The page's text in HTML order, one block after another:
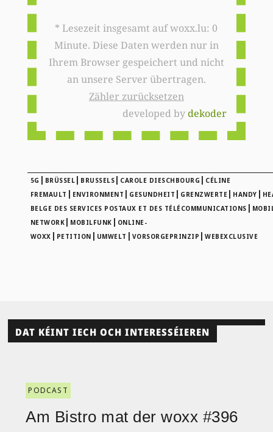
* Lesezeit insgesamt auf woxx.lu: 0
Minute. Diese Daten werden nur in
Ihrem Browser gespeichert und nicht
an unsere Server übertragen.
Zähler zurücksetzen
developed bydekoder
5G | BRÜSSEL | BRUSSELS | CAROLE DIESCHBOURG | CÉLINE
FREMAULT | ENVIRONMENT | GESUNDHEIT | GRENZWERTE | HANDY |
BELGE DES SERVICES POSTAUX ET DES TÉLÉCOMMUNICATIONS |
NETWORK | MOBILFUNK | ONLINE-
WOXX | PETITION | UMWELT | VORSORGEPRINZIP |WEBEXCLUSIVE
DAT KÉINT IECH OCH INTERESSÉIEREN
PODCAST
Am Bistro mat der woxx #396